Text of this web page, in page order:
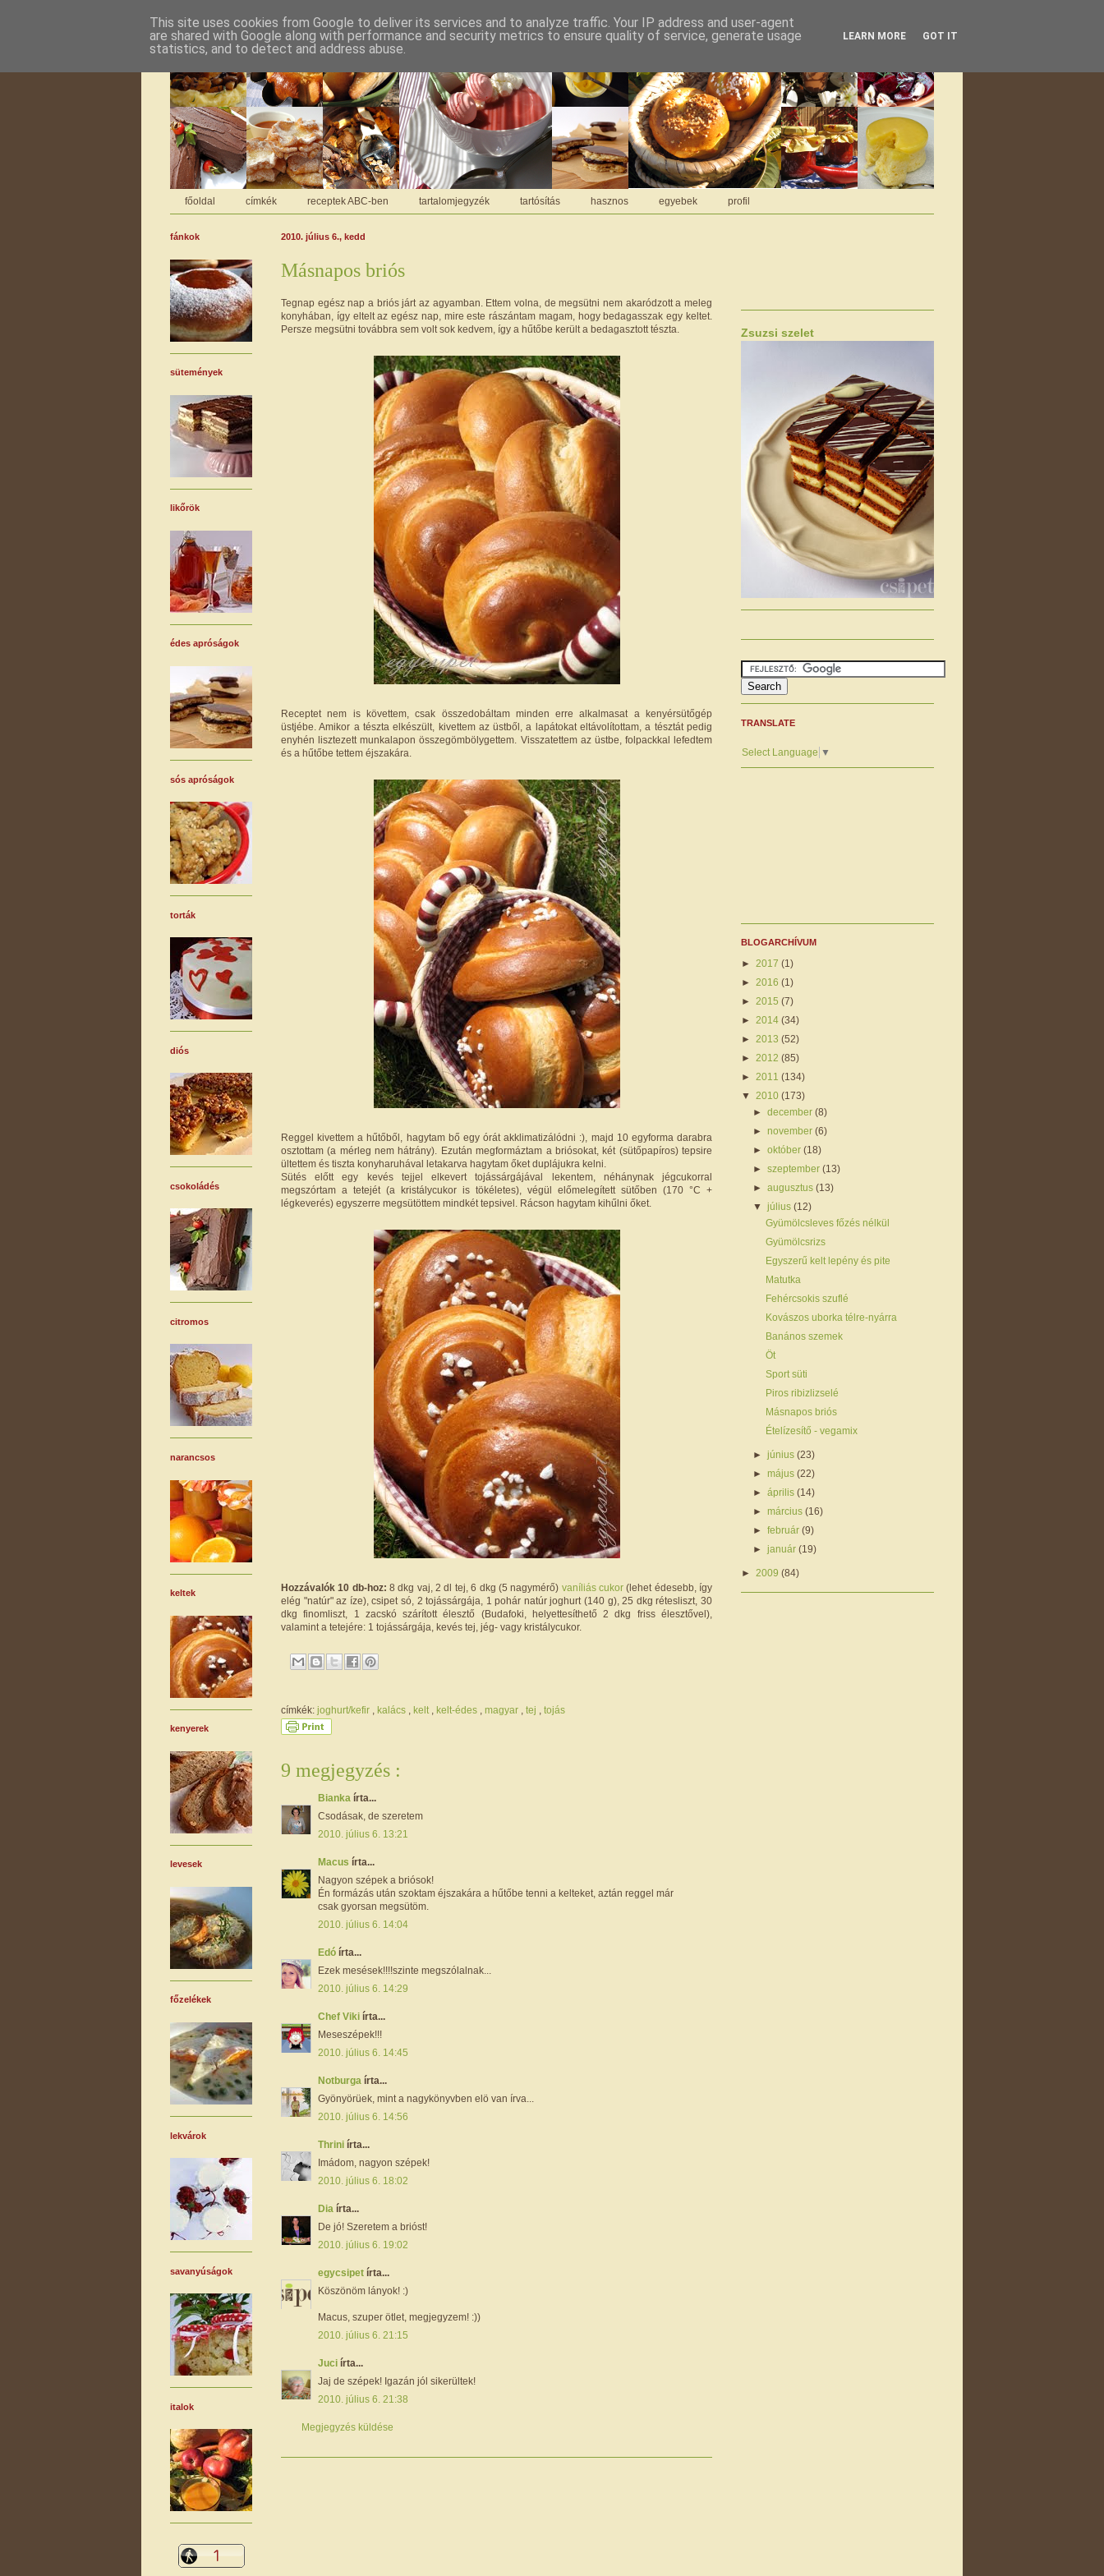
főoldal címkék receptek ABC-ben tartalomjegyzék tartósítás hasznos egyebek profil
2010. július 6., kedd
Másnapos briós
Tegnap egész nap a briós járt az agyamban. Ettem volna, de megsütni nem akaródzott a meleg
konyhában, így eltelt az egész nap, mire este rászántam magam, hogy bedagasszak egy keltet.
Persze megsütni továbbra sem volt sok kedvem, így a hűtőbe került a bedagasztott tészta.
Receptet nem is követtem, csak összedobáltam minden erre alkalmasat a kenyérsütőgép
üstjébe. Amikor a tészta elkészült, kivettem az üstből, a lapátokat eltávolítottam, a tésztát pedig
enyhén lisztezett munkalapon összegömbölygettem. Visszatettem az üstbe, folpackkal lefedtem
és a hűtőbe tettem éjszakára.
Reggel kivettem a hűtőből, hagytam bő egy órát akklimatizálódni :), majd 10 egyforma darabra
osztottam (a mérleg nem hátrány). Ezután megformáztam a briósokat, két (sütőpapíros) tepsire
ültettem és tiszta konyharuhával letakarva hagytam őket duplájukra kelni.
Sütés előtt egy kevés tejjel elkevert tojássárgájával lekentem, néhánynak jégcukorral
megszórtam a tetejét (a kristálycukor is tökéletes), végül előmelegített sütőben (170 °C +
légkeverés) egyszerre megsütöttem mindkét tepsivel. Rácson hagytam kihűlni őket.
Hozzávalók 10 db-hoz: 8 dkg vaj, 2 dl tej, 6 dkg (5 nagymérő) vaníliás cukor(lehet édesebb, így
elég "natúr" az íze), csipet só, 2 tojássárgája, 1 pohár natúr joghurt (140 g), 25 dkg rétesliszt, 30
dkg finomliszt, 1 zacskó szárított élesztő (Budafoki, helyettesíthető 2 dkg friss élesztővel),
valamint a tetejére: 1 tojássárgája, kevés tej, jég- vagy kristálycukor.
címkék: joghurt/kefir kalács kelt kelt-édes magyar tej tojás
9 megjegyzés :
Bianka írta...
Csodásak, de szeretem
2010. július 6. 13:21
Macus írta...
Nagyon szépek a briósok!
Én formázás után szoktam éjszakára a hűtőbe tenni a kelteket, aztán reggel már
csak gyorsan megsütöm.
2010. július 6. 14:04
Edó írta...
Ezek mesések!!!!szinte megszólalnak...
2010. július 6. 14:29
Chef Viki írta...
Meseszépek!!!
2010. július 6. 14:45
Notburga írta...
Gyönyörüek, mint a nagykönyvben elö van írva...
2010. július 6. 14:56
Thrini írta...
Imádom, nagyon szépek!
2010. július 6. 18:02
Dia írta...
De jó! Szeretem a brióst!
2010. július 6. 19:02
egycsipet írta...
Köszönöm lányok! :)
Macus, szuper ötlet, megjegyzem! :))
2010. július 6. 21:15
Juci írta...
Jaj de szépek! Igazán jól sikerültek!
2010. július 6. 21:38
Megjegyzés küldése
fánkok
sütemények
likőrök
édes apróságok
sós apróságok
torták
diós
csokoládés
citromos
narancsos
keltek
kenyerek
levesek
főzelékek
lekvárok
savanyúságok
italok
Zsuzsi szelet
TRANSLATE
Select Language ▼
BLOGARCHÍVUM
► 2017 (1)
► 2016 (1)
► 2015 (7)
► 2014 (34)
► 2013 (52)
► 2012 (85)
► 2011 (134)
▼ 2010 (173)
►december(8)
►november(6)
►október(18)
►szeptember(13)
►augusztus(13)
▼július(12)
Gyümölcsleves főzés nélkül
Gyümölcsrizs
Egyszerű kelt lepény és pite
Matutka
Fehércsokis szuflé
Kovászos uborka télre-nyárra
Banános szemek
Öt
Sport süti
Piros ribizlizselé
Másnapos briós
Ételízesítő - vegamix
►június(23)
►május(22)
►április(14)
►március(16)
►február(9)
►január(19)
► 2009 (84)
This site uses cookies from Google to deliver its services and to analyze traffic. Your IP address and user-agent
are shared with Google along with performance and security metrics to ensure quality of service, generate usage
statistics, and to detect and address abuse.
LEARN MORE GOT IT